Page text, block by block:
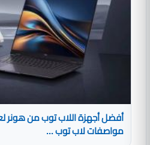
مواصفات لاب توب ...